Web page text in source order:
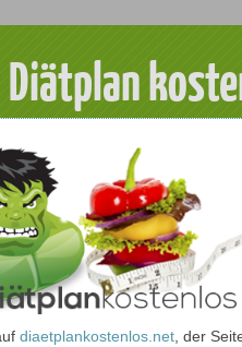
Diätplan
diaetplankostenlos.net, der